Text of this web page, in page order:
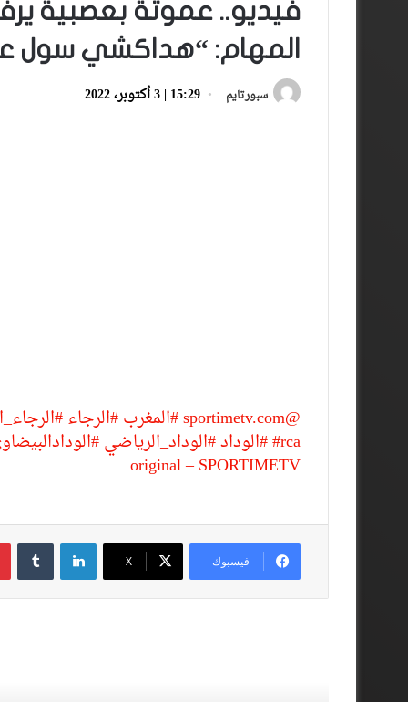
فيديو.. عموتة بعصبية
المهام: “هداكشي سول
سبورتايم 15:29 | 3 أكتوبر، 2022
@sportimetv.com #المغرب#الرجاء
#rca#الوداد#الوداد_الرياضي
original – SPORTIMETV
فيسبوك ‫X
لينكدإن